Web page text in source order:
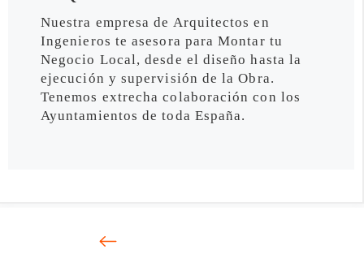
Nuestra empresa de Arquitectos en
Ingenieros te asesora para Montar tu
Negocio Local, desde el diseño hasta la
ejecución y supervisión de la Obra.
Tenemos extrecha colaboración con los
Ayuntamientos de toda España.